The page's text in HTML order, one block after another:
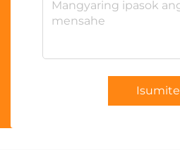
Isumite